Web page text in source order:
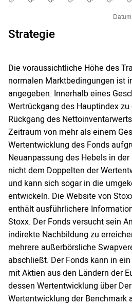
Strategie
Die voraussichtliche Höhe des
normalen Marktbedingungen ist
angegeben. Innerhalb eines
Wertrückgang des Hauptindex
Rückgang des
Zeitraum von mehr als einem
Wertentwicklung des Fonds
Neuanpassung des Hebels in
nicht dem Doppelten der
und kann sich sogar in die
entwickeln. Die Website von
enthält ausführlichere
Stoxx. Der Fonds versucht sein
indirekte Nachbildung zu
mehrere außerbörsliche
abschließt. Der Fonds kann in
mit Aktien aus den Ländern der
dessen Wertentwicklung über
Wertentwicklung der Benchmark